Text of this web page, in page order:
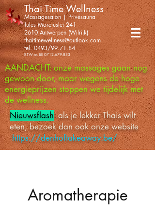
Thai Time Wellness
Massagesalon | Privésauna
Jules Moretuslei 241
2610 Antwerpen (Wilrijk)
thaitimewellness@outlook.com
tel. 0493/99.71.84
BTW-nr. BE 0712.679.883
AANDACHT: onze massages gaan nog
gewoon door, maar wegens de hoge
energieprijzen stoppen we tijdelijk met
de wellness.
Nieuwsflash:als je lekker Thais wilt
eten, bezoek dan ook onze website
https://denhoftakeaway.be/
Aromatherapie